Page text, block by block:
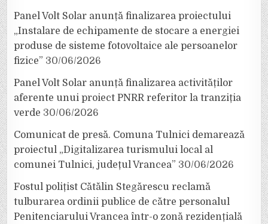
Panel Volt Solar anunță finalizarea proiectului
„Instalare de echipamente de stocare a energiei
produse de sisteme fotovoltaice ale persoanelor
fizice” 30/06/2026
Panel Volt Solar anunță finalizarea activităților
aferente unui proiect PNRR referitor la tranziția
verde 30/06/2026
Comunicat de presă. Comuna Tulnici demarează
proiectul „Digitalizarea turismului local al
comunei Tulnici, județul Vrancea” 30/06/2026
Fostul polițist Cătălin Stegărescu reclamă
tulburarea ordinii publice de către personalul
Penitenciarului Vrancea într-o zonă rezidențială